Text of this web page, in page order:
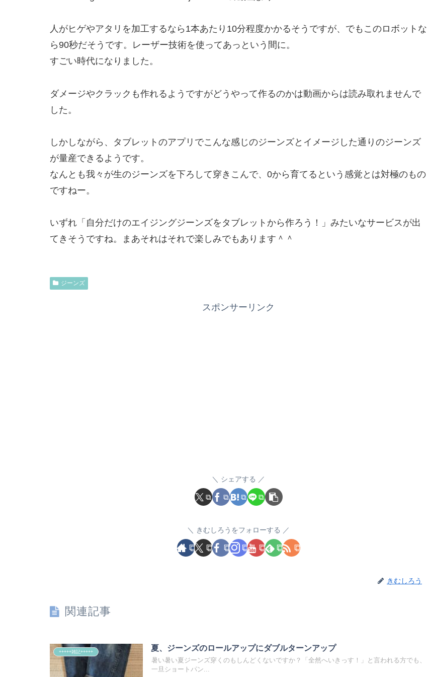
人がヒゲやアタリを加工するなら1本あたり10分程度かかるそうですが、でもこのロボットな
ら90秒だそうです。レーザー技術を使ってあっという間に。
すごい時代になりました。
ダメージやクラックも作れるようですがどうやって作るのかは動画からは読み取れませんで
した。
しかしながら、タブレットのアプリでこんな感じのジーンズとイメージした通りのジーンズ
が量産できるようです。
なんとも我々が生のジーンズを下ろして穿きこんで、0から育てるという感覚とは対極のもの
ですねー。
いずれ「自分だけのエイジングジーンズをタブレットから作ろう！」みたいなサービスが出
てきそうですね。まあそれはそれで楽しみでもあります＾＾
ジーンズ
スポンサーリンク
シェアする
きむしろうをフォローする
きむしろう
関連記事
+++++雑記+++++ 夏、ジーンズのロールアップにダブルターンアップ
暑い暑い夏ジーンズ穿くのもしんどくないですか？「全然へいきっす！」と言われる方でも、
一旦ショートパン...